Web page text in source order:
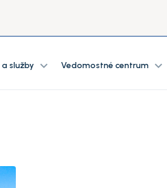
služby expand_more Vedomostné centrum expand_more